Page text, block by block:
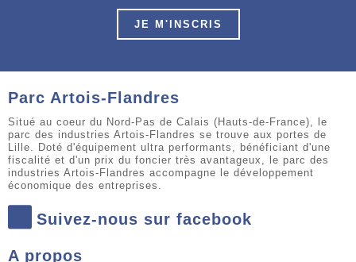
JE M'INSCRIS
Parc Artois-Flandres
Situé au coeur du Nord-Pas de Calais (Hauts-de-France), le
parc des industries Artois-Flandres se trouve aux portes de
Lille. Doté d'équipement ultra performants, bénéficiant d'une
fiscalité et d'un prix du foncier très avantageux, le parc des
industries Artois-Flandres accompagne le développement
économique des entreprises.
Suivez-nous sur facebook
A propos